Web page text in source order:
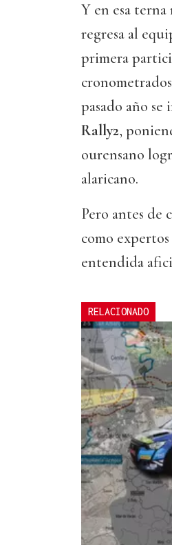
Y en esa
regresa al
primera
pasado año se
Rally2,
ourensano
alaricano.
Pero antes de
como
entendida
RELACIONADO